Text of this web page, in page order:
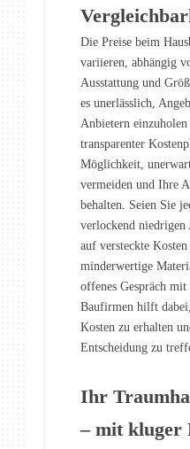
Die Preise beim
variieren, abhängig
Ausstattung und
es unerlässlich,
Anbietern
transparenter
Möglichkeit,
vermeiden und Ihre
behalten. Seien Sie
verlockend niedrigen
auf versteckte
minderwertige
offenes Gespräch
Baufirmen hilft
Kosten zu erhalten
Entscheidung zu
Ihr
– mit kluger